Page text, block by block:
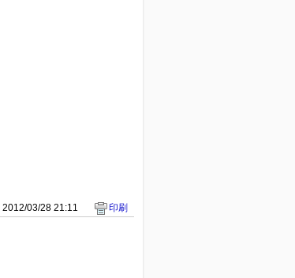
2012/03/28 21:11 印刷